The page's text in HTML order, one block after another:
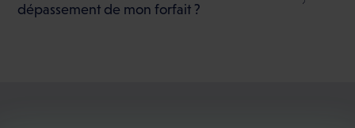
dépassement de mon forfait ?